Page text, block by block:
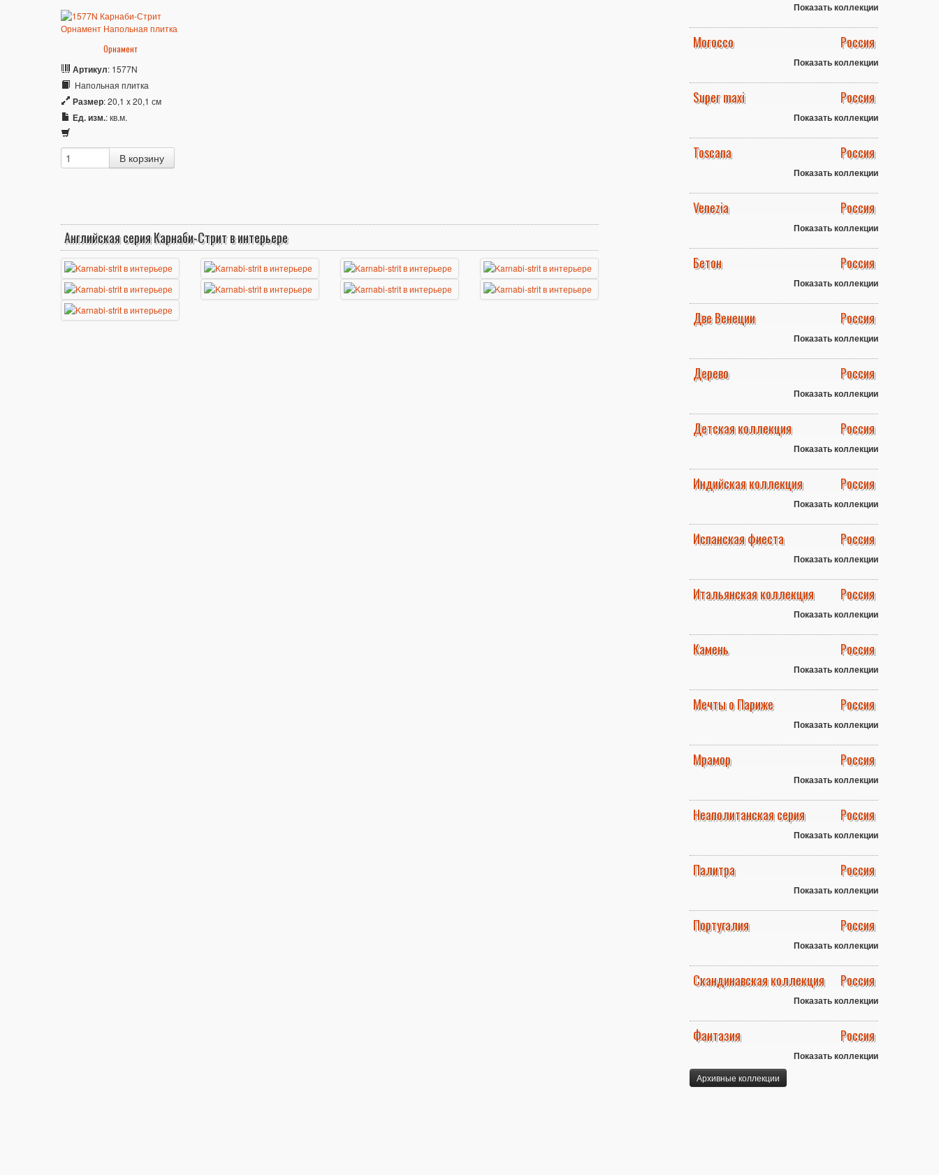
Орнамент
Артикул: 1577N
Напольная плитка
Размер: 20,1 x 20,1 см
Ед. изм.: кв.м.
Английская серия Карнаби-Стрит в интерьере
Показать коллекции
Morocco Россия
Показать коллекции
Super maxi Россия
Показать коллекции
Toscana Россия
Показать коллекции
Venezia Россия
Показать коллекции
Бетон Россия
Показать коллекции
Две Венеции Россия
Показать коллекции
Дерево Россия
Показать коллекции
Детская коллекция Россия
Показать коллекции
Индийская коллекция Россия
Показать коллекции
Испанская фиеста Россия
Показать коллекции
Итальянская коллекция Россия
Показать коллекции
Камень Россия
Показать коллекции
Мечты о Париже Россия
Показать коллекции
Мрамор Россия
Показать коллекции
Неаполитанская серия Россия
Показать коллекции
Палитра Россия
Показать коллекции
Португалия Россия
Показать коллекции
Скандинавская коллекция Россия
Показать коллекции
Фантазия Россия
Показать коллекции
Архивные коллекции